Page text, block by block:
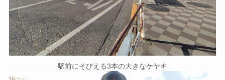
駅前にそびえる3本の大きなケヤキ